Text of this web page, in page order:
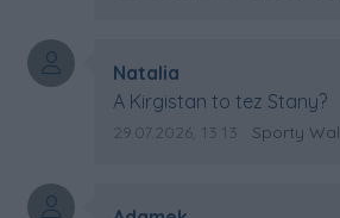
Autor komentarza:
Natalia
Treść komentarza:
A Kirgistan to tez Stany?
Data dodania komentarza:
29.07.2026, 13:13 Źródło
Sporty Walki: